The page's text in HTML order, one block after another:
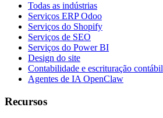
Todas as indústrias
Serviços ERP Odoo
Serviços do Shopify
Serviços de SEO
Serviços do Power BI
Design do site
Contabilidade e escrituração contábil
Agentes de IA OpenClaw
Recursos